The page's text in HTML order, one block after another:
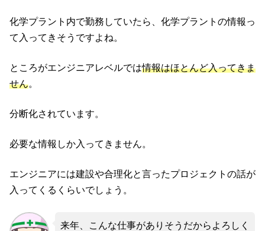
化学プラント内で勤務していたら、化学プラントの情報っ
て入ってきそうですよね。
ところがエンジニアレベルでは情報はほとんど入ってきま
せん。
分断化されています。
必要な情報しか入ってきません。
エンジニアには建設や合理化と言ったプロジェクトの話が
入ってくるくらいでしょう。
来年、こんな仕事がありそうだからよろしく